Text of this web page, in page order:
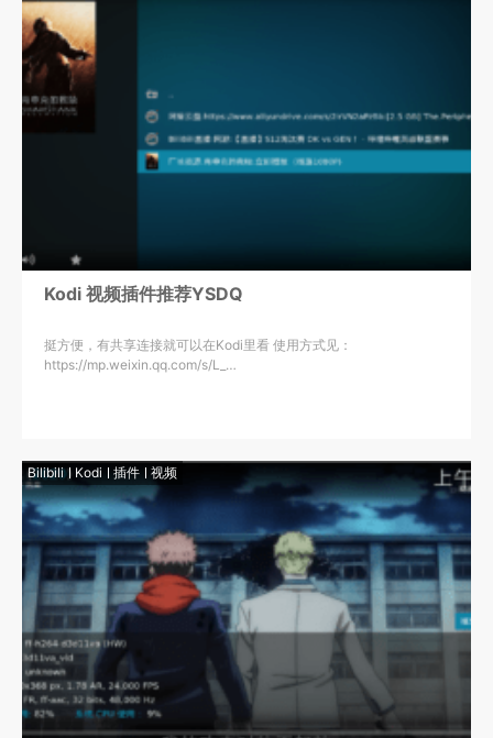
Kodi 视频插件推荐YSDQ
挺方便，有共享连接就可以在Kodi里看 使用方式见：
https://mp.weixin.qq.com/s/L_…
Bilibili Kodi 插件 视频